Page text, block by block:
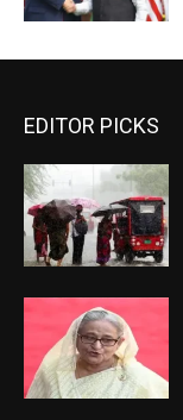
EDITOR PICKS